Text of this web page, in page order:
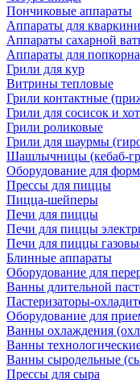
Пончиковые аппараты
Аппараты для кваркини
Аппараты сахарной
Аппараты для попкорна
Грили для кур
Витрины тепловые
Грили контактные
Грили для сосисок и
Грили роликовые
Грили для шаурмы
Шашлычницы (кебаб-
Оборудование для
Прессы для пиццы
Пицца-шейперы
Печи для пиццы
Печи для пиццы
Печи для пиццы
Блинные аппараты
Оборудование для
Ванны длительной
Пастеризаторы-
Оборудование для
Ванны охлаждения
Ванны
Ванны сыродельные
Прессы для сыра